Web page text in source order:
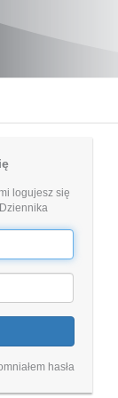
logujesz się
hasła